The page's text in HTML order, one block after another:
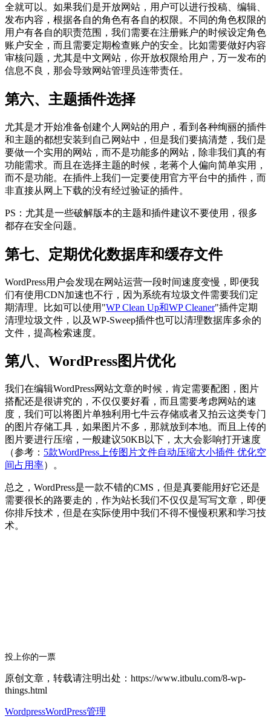
全就可以。如果我们是开放网站，用户可以进行投稿、编辑、
发布内容，根据各自的角色有各自的权限。不同的角色权限的
用户有各自的职责范围，我们需要在注册账户的时候设定角色
账户安全，而且需要定期检查账户的安全。比如需要做好内容
审核问题，尤其是中文网站，你开放权限给用户，万一发布的
信息不良，那会导致网站管理员连带责任。
第六、主题插件选择
尤其是才开始准备创建个人网站的用户，看到各种绚丽的插件
和主题的都想安装到自己网站中，但是我们要搞清楚，我们是
要做一个实用的网站，而不是功能多的网站，除非我们真的有
功能需求。而且在选择主题的时候，老蒋个人偏向简单实用，
而不是功能。在插件上我们一定要使用官方平台中的插件，而
非直接从网上下载的没有经过验证的插件。
PS：尤其是一些破解版本的主题和插件建议不要使用，很多
都存在安全问题。
第七、定期优化数据库和缓存文件
WordPress用户会发现在网站运营一段时间速度变慢，即便我
们有使用CDN加速也不行，因为系统有垃圾文件需要我们定
期清理。比如可以使用"WP Clean Up和WP Cleaner"插件定期
清理垃圾文件，以及WP-Sweep插件也可以清理数据库多余的
文件，提高检索速度。
第八、WordPress图片优化
我们在编辑WordPress网站文章的时候，肯定需要配图，图片
搭配还是很讲究的，不仅仅要好看，而且需要考虑网站的速
度，我们可以将图片单独利用七牛云存储或者又拍云这类专门
的图片存储工具，如果图片不多，那就放到本地。而且上传的
图片要进行压缩，一般建议50KB以下，太大会影响打开速度
（参考： 5款WordPress上传图片文件自动压缩大小插件 优化空
间占用率）。
总之，WordPress是一款不错的CMS，但是真要能用好它还是
需要很长的路要走的，作为站长我们不仅仅是写写文章，即便
你排斥技术，但是在实际使用中我们不得不慢慢积累和学习技
术。
投上你的一票
原创文章，转载请注明出处：https://www.itbulu.com/8-wp-
things.html
WordpressWordPress管理